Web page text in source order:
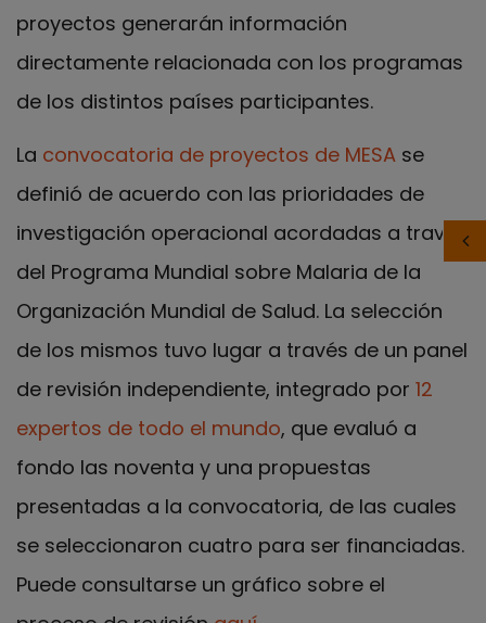
proyectos generarán información
directamente relacionada con los programas
de los distintos países participantes.
La convocatoria de proyectos de MESA se
definió de acuerdo con las prioridades de
investigación operacional acordadas a través
del Programa Mundial sobre Malaria de la
Organización Mundial de Salud. La selección
de los mismos tuvo lugar a través de un panel
de revisión independiente, integrado por 12
expertos de todo el mundo, que evaluó a
fondo las noventa y una propuestas
presentadas a la convocatoria, de las cuales
se seleccionaron cuatro para ser financiadas.
Puede consultarse un gráfico sobre el